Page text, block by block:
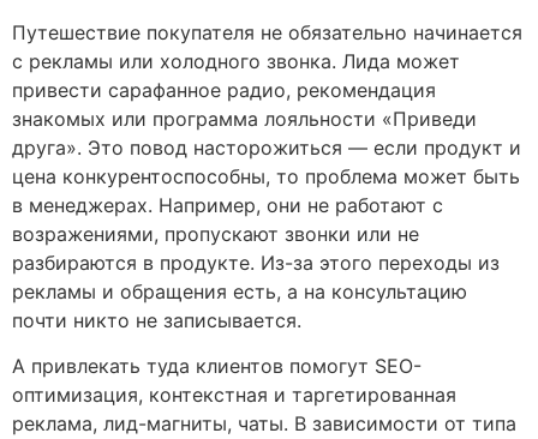
Путешествие покупателя не обязательно начинается
с рекламы или холодного звонка. Лида может
привести сарафанное радио, рекомендация
знакомых или программа лояльности «Приведи
друга». Это повод насторожиться — если продукт и
цена конкурентоспособны, то проблема может быть
в менеджерах. Например, они не работают с
возражениями, пропускают звонки или не
разбираются в продукте. Из-за этого переходы из
рекламы и обращения есть, а на консультацию
почти никто не записывается.
А привлекать туда клиентов помогут SEO-
оптимизация, контекстная и таргетированная
реклама, лид-магниты, чаты. В зависимости от типа